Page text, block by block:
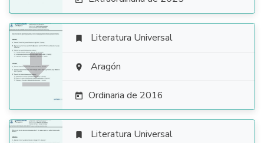

 Literatura Universal
 Aragón
 Ordinaria de 2016
 Literatura Universal